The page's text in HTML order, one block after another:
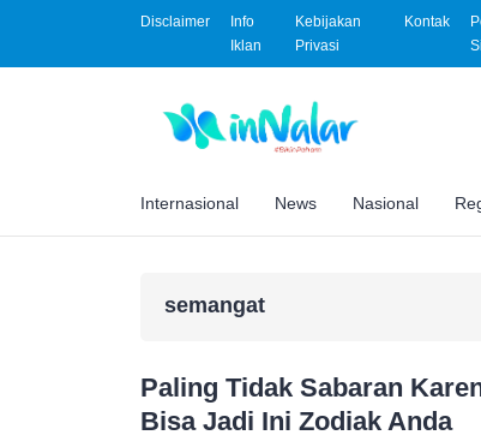
Disclaimer
Info
Iklan
Kebijakan
Privasi
Kontak
Internasional News Nasional
semangat
Paling Tidak Sabaran
Bisa Jadi Ini Zodiak Anda